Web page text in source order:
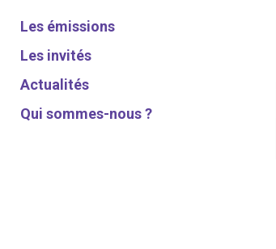
Les émissions
Les invités
Actualités
Qui sommes-nous ?